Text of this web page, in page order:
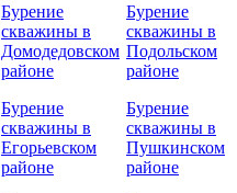
Бурение
скважины в
Домодедовском
районе
Бурение
скважины в
Егорьевском
районе
Бурение
скважины в
Подольском
районе
Бурение
скважины в
Пушкинском
районе